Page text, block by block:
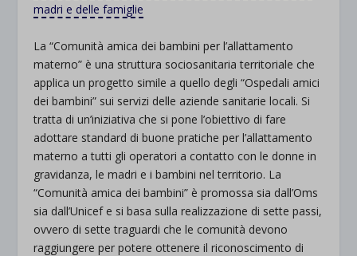
madri e delle famiglie
La “Comunità amica dei bambini per l’allattamento
materno” è una struttura sociosanitaria territoriale che
applica un progetto simile a quello degli “Ospedali amici
dei bambini” sui servizi delle aziende sanitarie locali. Si
tratta di un’iniziativa che si pone l’obiettivo di fare
adottare standard di buone pratiche per l’allattamento
materno a tutti gli operatori a contatto con le donne in
gravidanza, le madri e i bambini nel territorio. La
“Comunità amica dei bambini” è promossa sia dall’Oms
sia dall’Unicef e si basa sulla realizzazione di sette passi,
ovvero di sette traguardi che le comunità devono
raggiungere per potere ottenere il riconoscimento di